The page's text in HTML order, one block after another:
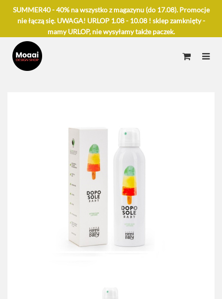
SUMMER40 - 40% na wszystko z magazynu (do 17.08). Promocje
nie łączą się. UWAGA! URLOP 1.08 - 10.08 ! sklep zamknięty -
mamy URLOP, nie wysyłamy także paczek.